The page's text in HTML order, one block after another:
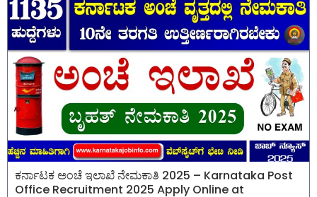
ಕರ್ನಾಟಕ ಅಂಚೆ ಇಲಾಖೆ ನೇಮಕಾತಿ 2025 – Karnataka Post
Office Recruitment 2025 Apply Online at